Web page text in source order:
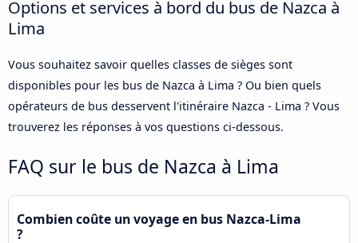
Options et services à bord du bus de Nazca à
Lima
Vous souhaitez savoir quelles classes de sièges sont
disponibles pour les bus de Nazca à Lima ? Ou bien quels
opérateurs de bus desservent l'itinéraire Nazca - Lima ? Vous
trouverez les réponses à vos questions ci-dessous.
FAQ sur le bus de Nazca à Lima
Combien coûte un voyage en bus Nazca-Lima
?